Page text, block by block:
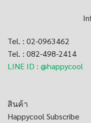
Tel. : 02-0963462
Tel. : 082-498-2414
LINE ID : @happycool
สินค้า
Happycool Subscribe